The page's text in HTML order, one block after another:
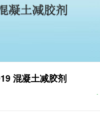
混凝土减胶剂